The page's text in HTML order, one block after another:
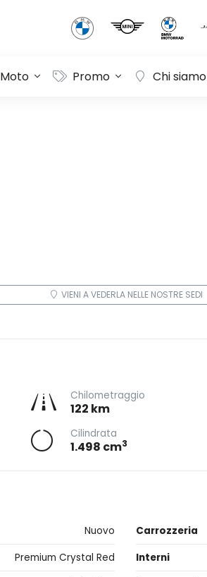
Moto Promo Chi siamo
VIENI A VEDERLA NELLE NOSTRE SEDI
Chilometraggio
122 km
Cilindrata
1.498 cm3
Nuovo Carrozzeria
Premium Crystal Red
Interni